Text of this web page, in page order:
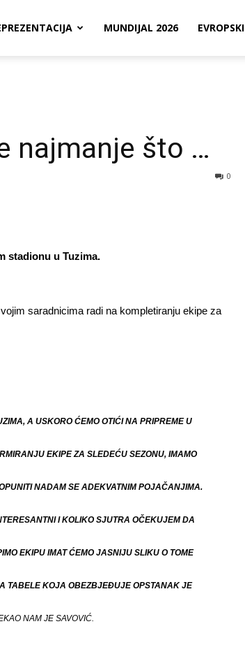
MUNDIJAL 2026 EVROPSKI
najmanje što …
0
stadionu u Tuzima.
saradnicima radi na kompletiranju ekipe za
A USKORO ĆEMO OTIĆI NA PRIPREME U
EKIPE ZA SLEDEĆU SEZONU, IMAMO
NADAM SE ADEKVATNIM POJAČANJIMA.
I KOLIKO SJUTRA OČEKUJEM DA
EKIPU IMAT ĆEMO JASNIJU SLIKU O TOME
TABELE KOJA OBEZBJEĐUJE OPSTANAK JE
NAM JE SAVOVIĆ.